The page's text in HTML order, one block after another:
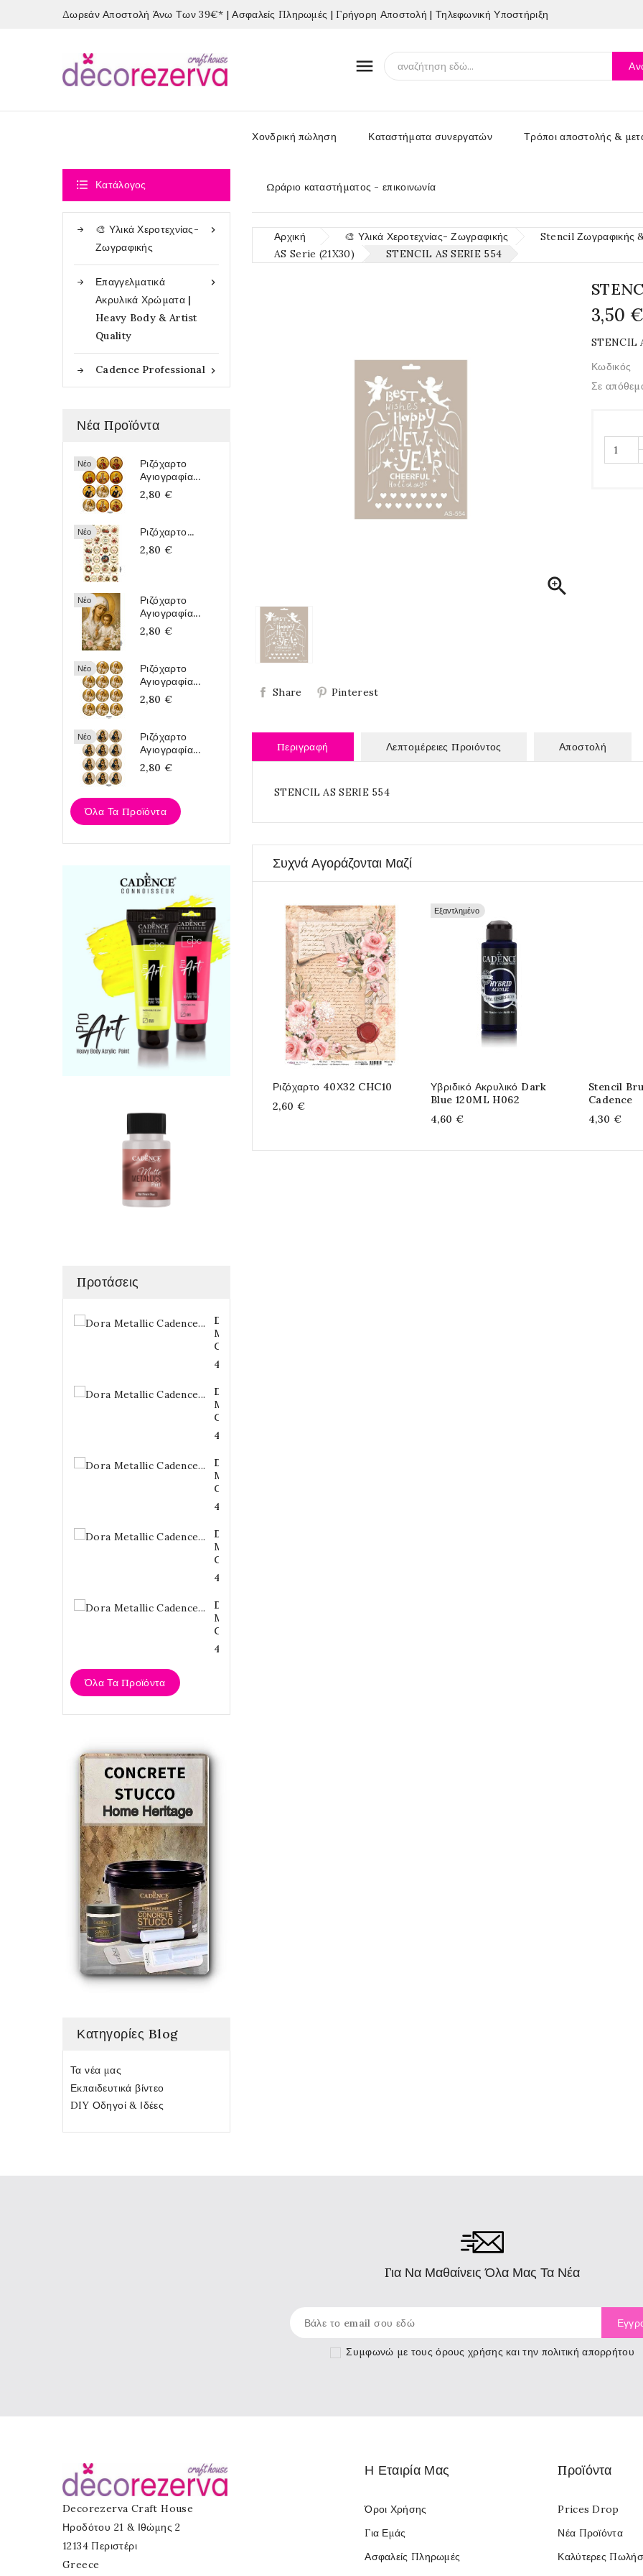
Δωρεάν Αποστολή Άνω Των 39€* | Ασφαλείς Πληρωμές | Γρήγορη Αποστολή | Τηλεφωνική Υποστήριξη

Χονδρική πώληση Καταστήματα συνεργατών Τρόποι αποστολής &
Ωράριο καταστήματος - επικοινωνία
 Κατάλογος

🎨 Υλικά Χεροτεχνίας-
Ζωγραφικής

Επαγγελματικά
Ακρυλικά Χρώματα |
Heavy Body & Artist
Quality

Cadence Professional
Νέα Προϊόντα
Νέο
Ριζόχαρτο
Αγιογραφία...
2,80 €
Νέο
Ριζόχαρτο...
2,80 €
Νέο
Ριζόχαρτο
Αγιογραφία...
2,80 €
Νέο
Ριζόχαρτο
Αγιογραφία...
2,80 €
Νέο
Ριζόχαρτο
Αγιογραφία...
2,80 €
Όλα Τα Προϊόντα
Προτάσεις
Dora
Metallic
Cadence...
4,20 €
Dora
Metallic
Cadence...
4,20 €
Dora
Metallic
Cadence...
4,20 €
Dora
Metallic
Cadence...
4,20 €
Dora
Metallic
Cadence...
4,20 €
Όλα Τα Προϊόντα
Κατηγορίες Blog
Τα νέα μας
Εκπαιδευτικά βίντεο
DIY Οδηγοί & Ιδέες
Αρχική 🎨 Υλικά Χεροτεχνίας- Ζωγραφικής
Stencil Ζωγραφικής
AS Serie (21X30)
STENCIL AS SERIE 554

Share Pinterest
3,50 €
STENCIL
Κωδικός
Σε
Περιγραφή Λεπτομέρειες Προιόντος Αποστολή
STENCIL AS SERIE 554
Συχνά Αγοράζονται Μαζί
Ριζόχαρτο 40Χ32 CHC10
2,60 €
Εξαντλημένο
Υβριδικό Ακρυλικό Dark
Blue 120ML H062
4,60 €
Stencil
Cadence
4,30 €
Για Να Μαθαίνεις Όλα Μας Τα Νέα
Συμφωνώ με τουςόρους χρήσης και την πολιτική απορρήτου
Decorezerva Craft House
Ηροδότου 21 & Ιθώμης 2
12134 Περιστέρι
Greece
Προϊόντα
Prices Drop
Νέα Προϊόντα
Καλύτερες
Η Εταιρία Μας
Όροι Χρήσης
Για Εμάς
Ασφαλείς Πληρωμές